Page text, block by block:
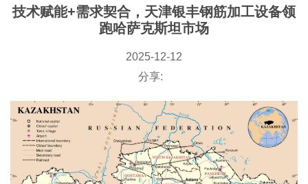
技术赋能+需求契合，天津银丰钢筋加工设备领
跑哈萨克斯坦市场
2025-12-12
分享: